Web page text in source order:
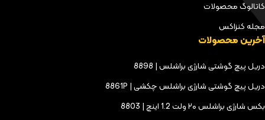
کاتالوگ محصولات
مجله کنزاکس
آخرین محصولات
دریل پیچ گوشتی شارژی براشلس | 8898
دریل پیچ گوشتی شارژی براشلس چکشی | 8861P
بکس شارژی براشلس ۲۰ ولت 1.2 اینچ | 8803